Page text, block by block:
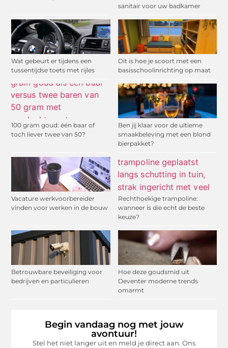
sanitair voor uw badkamer
Wat gebeurt er tijdens een
tussentijdse toets met rijles
Dit is hoe je scoort met een
basisschoolinrichting op maat
100 gram goud: één baar of
toch liever twee van 50?
Ben jij klaar voor de ultieme
smaakbeleving met een blond
bierpakket?
Vacature werkvoorbereider
vinden voor werken in de bouw
Rechthoekige trampoline:
wanneer is die echt de beste
keuze?
Betrouwbare beveiliging voor
bedrijven en particulieren
Hoe deze goudsmid uit
Deventer moderne trends
omarmt
Begin vandaag nog met jouw
avontuur!
Stel het niet langer uit en meld je direct aan. Ons